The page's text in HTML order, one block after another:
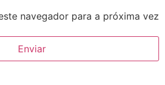
navegador para a próxima vez